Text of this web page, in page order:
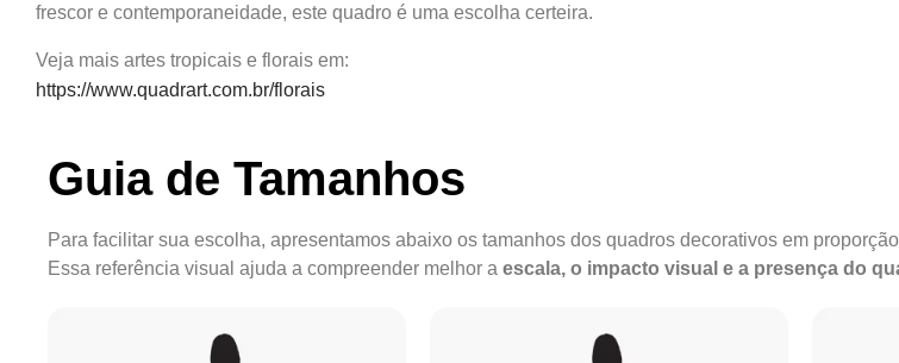
frescor e contemporaneidade, este quadro é uma escolha certeira.
Veja mais artes tropicais e florais em:
https://www.quadrart.com.br/florais
Guia de Tamanhos
Para facilitar sua escolha, apresentamos abaixo os tamanhos dos quadros decorativos em
Essa referência visual ajuda a compreender melhor a escala, o impacto visual e a presença do